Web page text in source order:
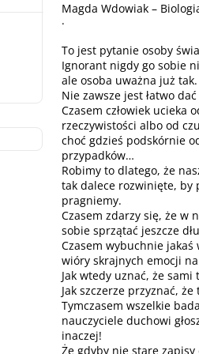
Magda Wdowiak –
·
To jest pytanie osoby
Ignorant nigdy go sobie
ale osoba uważna już tak.
Nie zawsze jest łatwo
Czasem człowiek ucieka
rzeczywistości albo od
choć gdzieś podskórnie
przypadków…
Robimy to dlatego, że
tak dalece rozwinięte, by
pragniemy.
Czasem zdarzy się, że w
sobie sprzątać jeszcze
Czasem wybuchnie
wióry skrajnych emocji
Jak wtedy uznać, że
Jak szczerze przyznać,
Tymczasem wszelkie
nauczyciele duchowi
inaczej!
Że gdyby nie stare